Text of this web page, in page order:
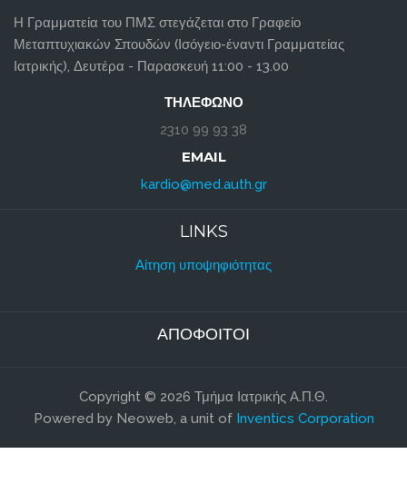
Η Γραμματεία του ΠΜΣ στεγάζεται στο Γραφείο
Μεταπτυχιακών Σπουδών (Ισόγειο-έναντι Γραμματείας
Ιατρικής), Δευτέρα - Παρασκευή 11:00 - 13.00
ΤΗΛΈΦΩΝΟ
2310 99 93 38
EMAIL
kardio@med.auth.gr
LINKS
Αίτηση υποψηφιότητας
ΑΠΌΦΟΙΤΟΙ
Copyright © 2026 Τμήμα Ιατρικής Α.Π.Θ.
Powered by Neoweb, a unit of Inventics Corporation